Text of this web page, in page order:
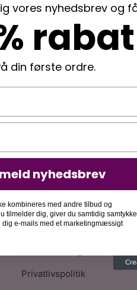
Information
Følg din ordre
Ofte stillede spørgsmål
Privatlivspolitik
vores nyhedsbrev og
rabat
din første ordre.
nyhedsbrev
kombineres med andre tilbud og
tilmelder dig, giver du samtidig samtykke
dig e-mails med et marketingmæssigt